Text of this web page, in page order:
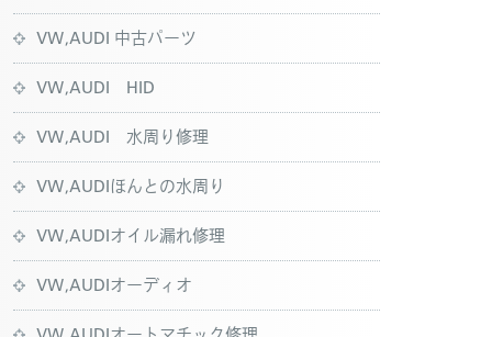
VW,AUDI 中古パーツ
VW,AUDI HID
VW,AUDI 水周り修理
VW,AUDIほんとの水周り
VW,AUDIオイル漏れ修理
VW,AUDIオーディオ